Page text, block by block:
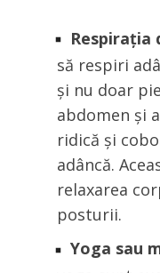
Respirația
să respiri
și nu doar
abdomen și
ridică și
adâncă.
relaxarea
posturii.
Yoga sau